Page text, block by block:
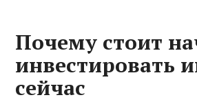
Почему стоит
инвестировать
сейчас